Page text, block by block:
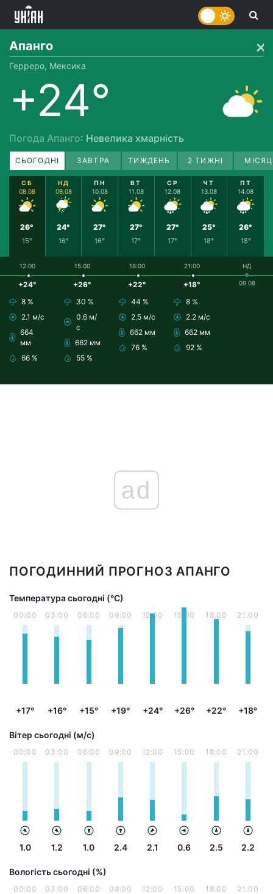
Апанго
Герреро, Мексика
+24°
Погода Апанго: Невелика хмарність
СЬОГОДНІ ЗАВТРА ТИЖДЕНЬ 2 ТИЖНІ
СБ
08.08
26°
15°
НД
09.08
24°
16°
ПН
10.08
27°
16°
ВТ
11.08
27°
17°
СР
12.08
27°
17°
ЧТ
13.08
25°
18°
ПТ
14.08
26°
18°
12:00
+24°
8 %
2.1 м/с
664
мм
66 %
15:00
+26°
30 %
0.6 м/
с
662 мм
55 %
18:00
+22°
44 %
2.5 м/с
662 мм
76 %
21:00
+18°
8 %
2.2 м/с
662 мм
92 %
НД
09.08
ad
ПОГОДИННИЙ ПРОГНОЗ АПАНГО
Температура сьогодні (°С)
00:00
+17°
03:00
+16°
06:00
+15°
09:00
+19°
12:00
+24°
15:00
+26°
18:00
+22°
21:00
+18°
Вітер сьогодні (м/с)
00:00
1.0
03:00
1.2
06:00
1.0
09:00
2.4
12:00
2.1
15:00
0.6
18:00
2.5
21:00
2.2
Вологість сьогодні (%)
00:00 03:00 06:00 09:00 12:00 15:00 18:00 21:00